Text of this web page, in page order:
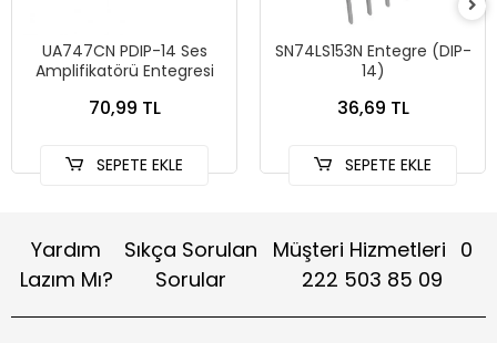
UA747CN PDIP-14 Ses
Amplifikatörü Entegresi
70,99 TL
SEPETE EKLE
SN74LS153N Entegre (DIP-
14)
36,69 TL
SEPETE EKLE
Yardım
Lazım Mı?
Sıkça Sorulan
Sorular
Müşteri Hizmetleri 0
222 503 85 09